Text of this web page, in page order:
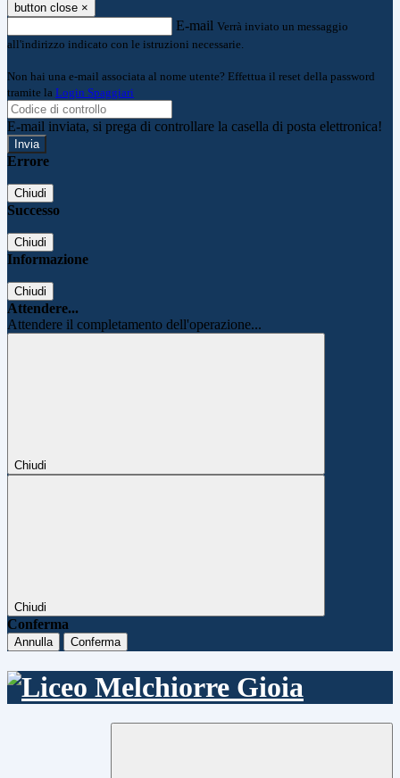
button close ×
E-mail Verrà inviato un messaggio
all'indirizzo indicato con le istruzioni necessarie.
Non hai una e-mail associata al nome utente? Effettua il reset della password
tramite la Login Spaggiari
E-mail inviata, si prega di controllare la casella di posta elettronica!
Errore
Chiudi
Successo
Chiudi
Informazione
Chiudi
Attendere...
Attendere il completamento dell'operazione...
Chiudi
Chiudi
Conferma
Annulla Conferma